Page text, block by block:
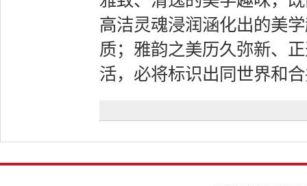
高洁灵魂浸润涵化出的美
质；雅韵之美历久弥新、
活，必将标识出同世界和